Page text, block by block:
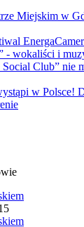
Miejskim w
- wokaliści i
Club” nie
w Polsce!